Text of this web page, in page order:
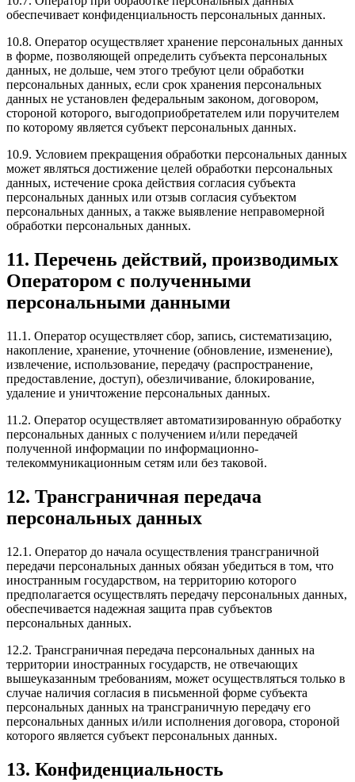
обеспечивает конфиденциальность персональных данных.
10.8. Оператор осуществляет хранение персональных данных
в форме, позволяющей определить субъекта персональных
данных, не дольше, чем этого требуют цели обработки
персональных данных, если срок хранения персональных
данных не установлен федеральным законом, договором,
стороной которого, выгодоприобретателем или поручителем
по которому является субъект персональных данных.
10.9. Условием прекращения обработки персональных данных
может являться достижение целей обработки персональных
данных, истечение срока действия согласия субъекта
персональных данных или отзыв согласия субъектом
персональных данных, а также выявление неправомерной
обработки персональных данных.
11. Перечень действий, производимых
Оператором с полученными
персональными данными
11.1. Оператор осуществляет сбор, запись, систематизацию,
накопление, хранение, уточнение (обновление, изменение),
извлечение, использование, передачу (распространение,
предоставление, доступ), обезличивание, блокирование,
удаление и уничтожение персональных данных.
11.2. Оператор осуществляет автоматизированную обработку
персональных данных с получением и/или передачей
полученной информации по информационно-
телекоммуникационным сетям или без таковой.
12. Трансграничная передача
персональных данных
12.1. Оператор до начала осуществления трансграничной
передачи персональных данных обязан убедиться в том, что
иностранным государством, на территорию которого
предполагается осуществлять передачу персональных данных,
обеспечивается надежная защита прав субъектов
персональных данных.
12.2. Трансграничная передача персональных данных на
территории иностранных государств, не отвечающих
вышеуказанным требованиям, может осуществляться только в
случае наличия согласия в письменной форме субъекта
персональных данных на трансграничную передачу его
персональных данных и/или исполнения договора, стороной
которого является субъект персональных данных.
13. Конфиденциальность